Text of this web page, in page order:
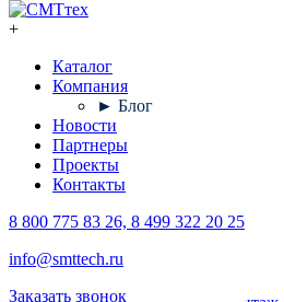
+
Каталог
Компания
► Блог
Новости
Партнеры
Проекты
Контакты
8 800 775 83 26, 8 499 322 20 25
info@smttech.ru
Заказать звонок